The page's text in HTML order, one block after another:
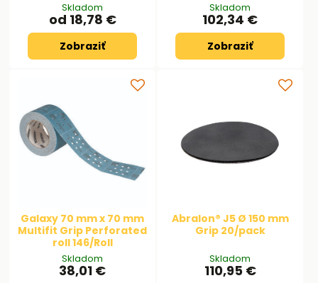
Skladom
od 18,78 €
Zobraziť
Skladom
102,34 €
Zobraziť
Galaxy 70 mm x 70 mm
Multifit Grip Perforated
roll 146/Roll
Skladom
38,01 €
Abralon® J5 Ø 150 mm
Grip 20/pack
Skladom
110,95 €